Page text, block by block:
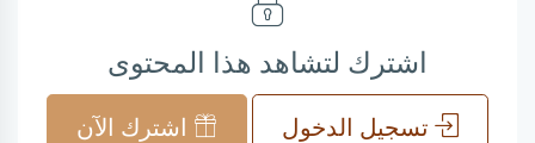
اشترك لتشاهد هذا المحتوى
تسجيل الدخول اشترك الآن